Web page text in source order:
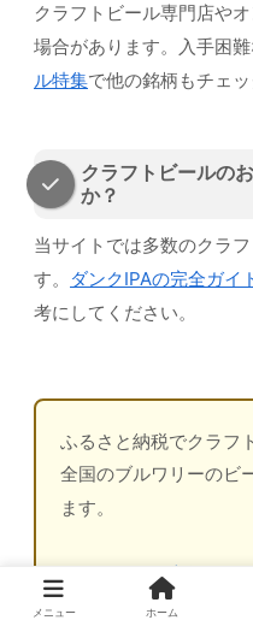
クラフトビール専門店や
場合があります。入手困
ル特集で他の銘柄もチェ
クラフトビールの
か？
当サイトでは多数のクラ
す。
ダンクIPAの完全ガイ
考にしてください。
ふるさと納税でクラフ
全国のブルワリーのビ
ます。
ふるさと本舗でク
メニュー ホーム